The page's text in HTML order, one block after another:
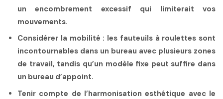
un encombrement excessif qui limiterait vos
mouvements.
Considérer la mobilité : les fauteuils à roulettes sont
incontournables dans un bureau avec plusieurs zones
de travail, tandis qu’un modèle fixe peut suffire dans
un bureau d’appoint.
Tenir compte de l’harmonisation esthétique avec le